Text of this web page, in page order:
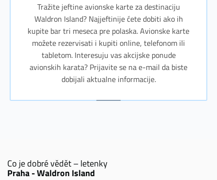
Tražite jeftine avionske karte za destinaciju
Waldron Island? Najjeftinije ćete dobiti ako ih
kupite bar tri meseca pre polaska. Avionske karte
možete rezervisati i kupiti online, telefonom ili
tabletom. Interesuju vas akcijske ponude
avionskih karata? Prijavite se na e-mail da biste
dobijali aktualne informacije.
Co je dobré vědět – letenky
Praha - Waldron Island